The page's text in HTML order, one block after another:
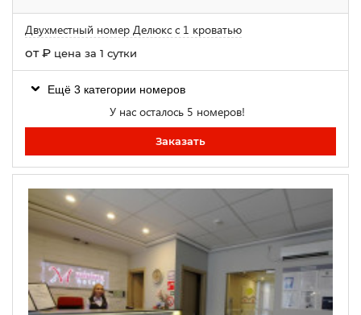
Двухместный номер Делюкс с 1 кроватью
от₽ цена за 1 сутки
Ещё 3 категории номеров
У нас осталось 5 номеров!
Заказать